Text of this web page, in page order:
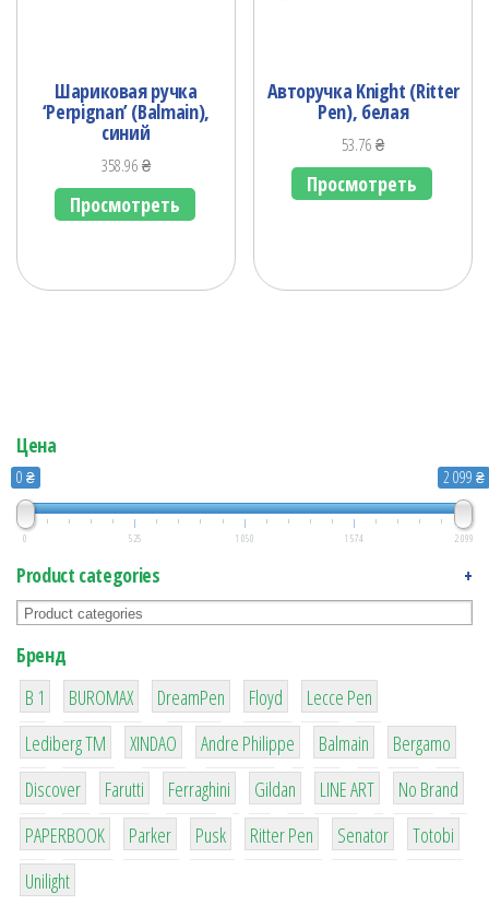
Шариковая ручка
‘Perpignan’ (Balmain),
синий
358.96₴
Просмотреть
Авторучка Knight (Ritter
Pen), белая
53.76₴
Просмотреть
Цена
0 ₴ 2 099 ₴
0 525 1 050 1 574 2 099
Product categories +
Бренд
B 1
1
BUROMAX
1
DreamPen
2
Floyd
2
Lecce Pen
3
Lediberg ТМ
3
XINDAO
1
Andre Philippe
4
Balmain
26
Bergamo
64
Discover
299
Farutti
4
Ferraghini
42
Gildan
4
LINE ART
90
No Brand
8
PAPERBOOK
6
Parker
2
Pusk
22
Ritter Pen
15
Senator
43
Totobi
1
Unilight